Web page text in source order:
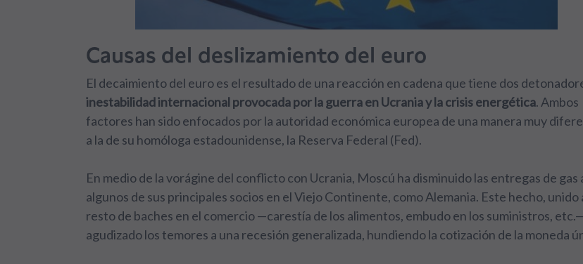
Causas del deslizamiento del euro
El decaimiento del euro es el resultado de una reacción en cadena que tiene dos
inestabilidad internacional provocada por la guerra en Ucrania y la crisis energética. Ambos
factores han sido enfocados por la autoridad económica europea de una manera muy
a la de su homóloga estadounidense, la Reserva Federal (Fed).
En medio de la vorágine del conflicto con Ucrania, Moscú ha disminuido las entregas de gas
algunos de sus principales socios en el Viejo Continente, como Alemania. Este hecho, unido
resto de baches en el comercio —carestía de los alimentos, embudo en los suministros,
agudizado los temores a una recesión generalizada, hundiendo la cotización de la moneda